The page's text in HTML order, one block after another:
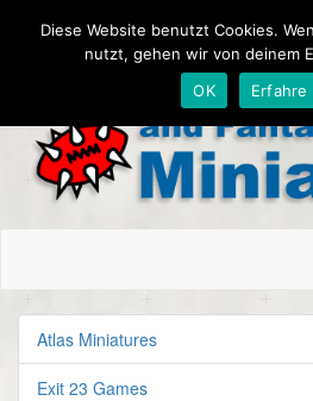
Atlas Miniatures
Exit 23 Games
Diese Website benutzt Cookies.
nutzt, gehen wir von deinem
OK
Erfahre